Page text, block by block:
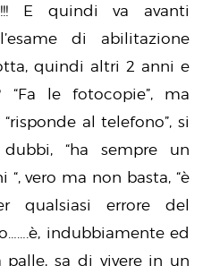
E quindi va avanti
di abilitazione
quindi altri 2 anni e
le fotocopie”, ma
al telefono”, si
“ha sempre un
vero ma non basta, “è
qualsiasi errore del
indubbiamente ed
palle, sa di vivere in un